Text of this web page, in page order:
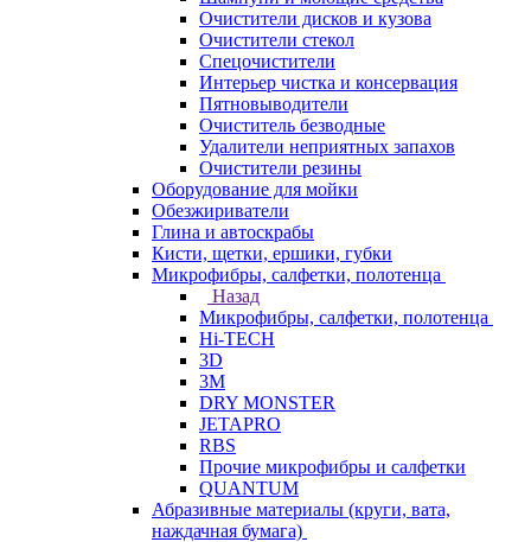
Очистители дисков и кузова
Очистители стекол
Спецочистители
Интерьер чистка и консервация
Пятновыводители
Очиститель безводные
Удалители неприятных запахов
Очистители резины
Оборудование для мойки
Обезжириватели
Глина и автоскрабы
Кисти, щетки, ершики, губки
Микрофибры, салфетки, полотенца
Назад
Микрофибры, салфетки, полотенца
Hi-TECH
3D
3М
DRY MONSTER
JETAPRO
RBS
Прочие микрофибры и салфетки
QUANTUM
Абразивные материалы (круги, вата,
наждачная бумага)